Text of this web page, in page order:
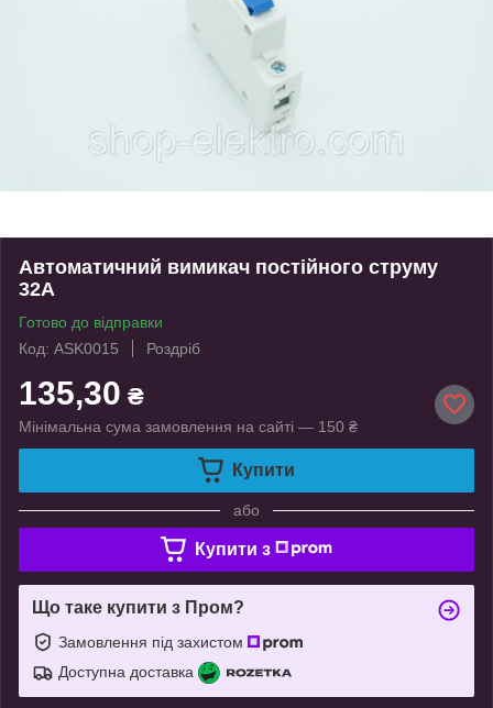
Автоматичний вимикач постійного струму
32A
Готово до відправки
Код: ASK0015
Роздріб
135,30 ₴
Мінімальна сума замовлення на сайті — 150 ₴
Купити
або
Купити з
Що таке купити з Пром?
Замовлення під захистом
Доступна доставка